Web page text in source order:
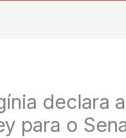
declara
para o